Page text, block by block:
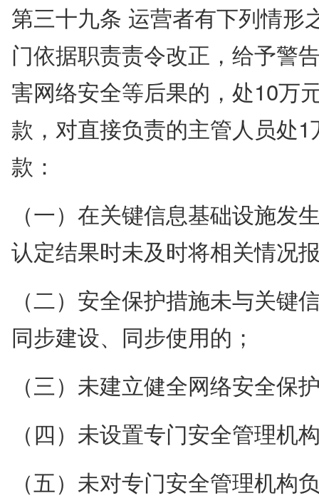
第三十九条 运营者有下列情形
门依据职责责令改正，给予警
害网络安全等后果的，处10万
款，对直接负责的主管人员处
款：
（一）在关键信息基础设施发
认定结果时未及时将相关情况
（二）安全保护措施未与关键
同步建设、同步使用的；
（三）未建立健全网络安全保
（四）未设置专门安全管理机
（五）未对专门安全管理机构